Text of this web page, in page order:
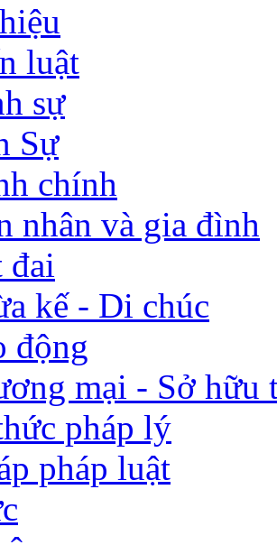
luật
sự
Sự
chính
nhân và gia đình
đai
kế - Di chúc
động
mại - Sở hữu
pháp lý
pháp luật